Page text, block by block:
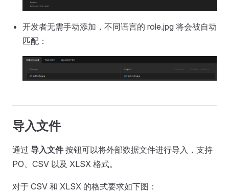
开发者无需手动添加，不同语言的 role.jpg 将会被自动
匹配：
导入文件
通过 导入文件按钮可以将外部数据文件进行导入，支持
PO、CSV 以及 XLSX 格式。
对于 CSV 和 XLSX 的格式要求如下图：